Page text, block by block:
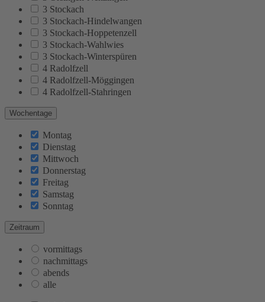
3 Stockach
3 Stockach-Hindelwangen
3 Stockach-Hoppetenzell
3 Stockach-Wahlwies
3 Stockach-Winterspüren
4 Radolfzell
4 Radolfzell-Möggingen
4 Radolfzell-Stahringen
Wochentage
Montag
Dienstag
Mittwoch
Donnerstag
Freitag
Samstag
Sonntag
Zeitraum
vormittags
nachmittags
abends
alle